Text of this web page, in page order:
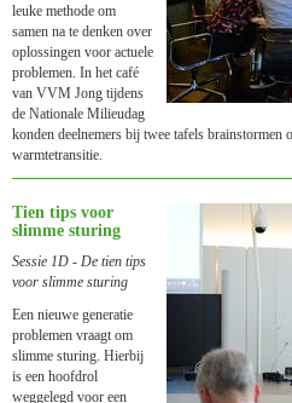
leuke methode om
samen na te denken over
oplossingen voor actuele
problemen. In het café
van VVM Jong tijdens
de Nationale Milieudag
konden deelnemers bij twee tafels brainstormen
warmtetransitie.
Tien tips voor
slimme sturing
Sessie 1D - De tien tips
voor slimme sturing
Een nieuwe generatie
problemen vraagt om
slimme sturing. Hierbij
is een hoofdrol
weggelegd voor een